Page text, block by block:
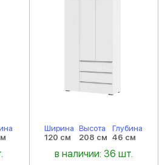
Ширина
120 см
Высота
208 см
Глубина
46 см
в наличии: 36 шт.